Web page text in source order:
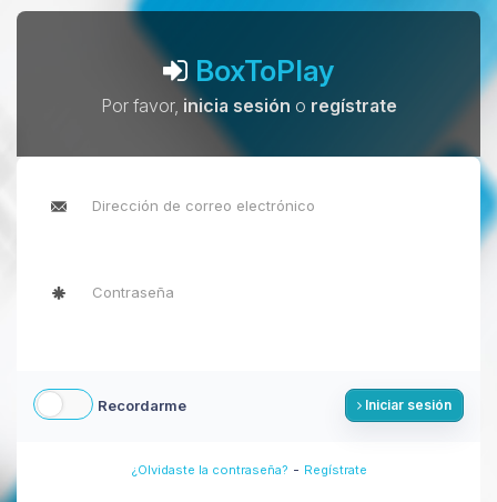
BoxToPlay
Por favor, inicia sesión o regístrate
Recordarme Iniciar sesión
¿Olvidaste la contraseña? - Regístrate